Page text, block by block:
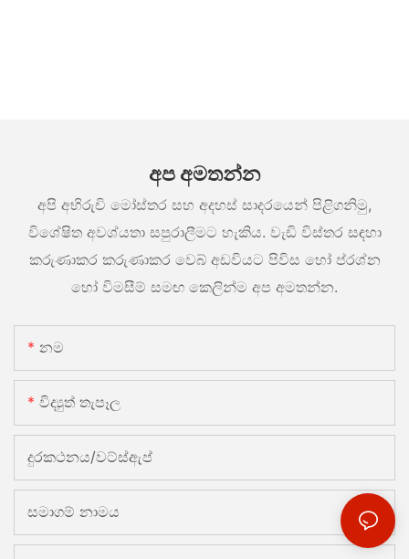
අප අමතන්න
අපි අභිරුචි මෝස්තර සහ අදහස් සාදරයෙන් පිළිගනිමු,
විශේෂිත අවශ්යතා සපුරාලීමට හැකිය. වැඩි විස්තර සඳහා
කරුණාකර කරුණාකර වෙබ් අඩවියට පිවිස හෝ ප්රශ්න
හෝ විමසීම් සමඟ කෙලින්ම අප අමතන්න.
නම
විද්‍යුත් තැපෑල
දුරකථනය/වට්ස්ඇප්
සමාගම් නාමය